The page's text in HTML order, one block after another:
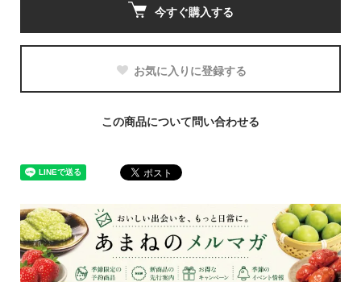
今すぐ購入する
お気に入りに登録する
この商品について問い合わせる